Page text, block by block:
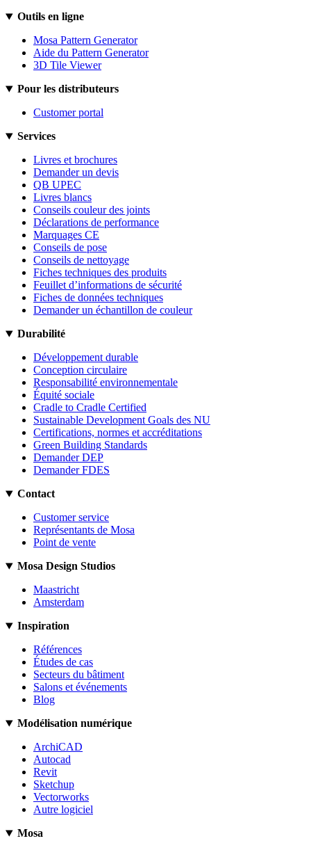
Outils en ligne
Mosa Pattern Generator
Aide du Pattern Generator
3D Tile Viewer
Pour les distributeurs
Customer portal
Services
Livres et brochures
Demander un devis
QB UPEC
Livres blancs
Conseils couleur des joints
Déclarations de performance
Marquages CE
Conseils de pose
Conseils de nettoyage
Fiches techniques des produits
Feuillet d’informations de sécurité
Fiches de données techniques
Demander un échantillon de couleur
Durabilité
Développement durable
Conception circulaire
Responsabilité environnementale
Équité sociale
Cradle to Cradle Certified
Sustainable Development Goals des NU
Certifications, normes et accréditations
Green Building Standards
Demander DEP
Demander FDES
Contact
Customer service
Représentants de Mosa
Point de vente
Mosa Design Studios
Maastricht
Amsterdam
Inspiration
Références
Études de cas
Secteurs du bâtiment
Salons et événements
Blog
Modélisation numérique
ArchiCAD
Autocad
Revit
Sketchup
Vectorworks
Autre logiciel
Mosa